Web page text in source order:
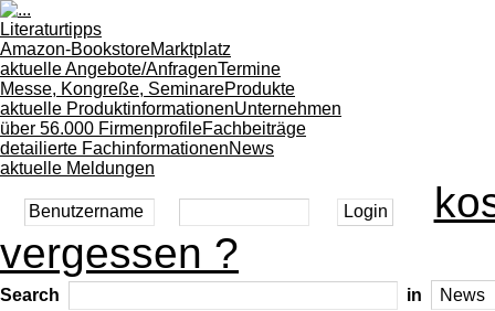
Literaturtipps
Amazon-BookstoreMarktplatz
aktuelle Angebote/AnfragenTermine
Messe, Kongreße, SeminareProdukte
aktuelle ProduktinformationenUnternehmen
über 56.000 FirmenprofileFachbeiträge
detailierte FachinformationenNews
aktuelle Meldungen
vergessen ?
Search
in